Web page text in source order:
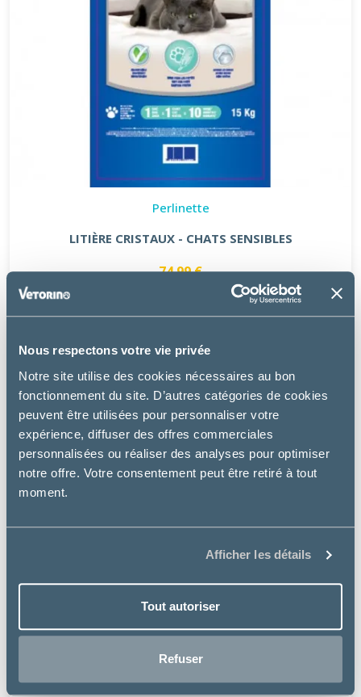
Nous respectons votre vie privée
Notre site utilise des cookies nécessaires au bon
fonctionnement du site. D’autres catégories de cookies
peuvent être utilisées pour personnaliser votre
expérience, diffuser des offres commerciales
personnalisées ou réaliser des analyses pour optimiser
notre offre. Votre consentement peut être retiré à tout
moment.
Afficher les détails
Tout autoriser
Refuser
Perlinette
LITIÈRE CRISTAUX - CHATS SENSIBLES
74.99 €